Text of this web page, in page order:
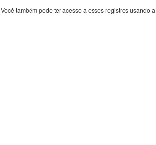
Você também pode ter acesso a esses registros usando a